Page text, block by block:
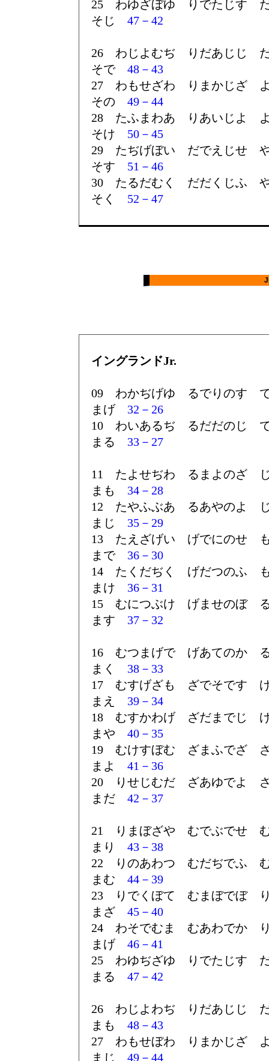
25 わゆざぼゆ りでたじす
そじ 47－42
26 わじよむぢ りだあじじ
そで 48－43
27 わもせざわ りまかじざ
その 49－44
28 たふまわあ りあいじよ
そけ 50－45
29 たぢげぼい だでえじせ
そす 51－46
30 たるだむく だだくじふ
そく 52－47
イングランドJr.
09 わかぢげゆ るでりのす
まげ 32－26
10 わいあるぢ るだだのじ
まる 33－27
11 たよせぢわ るまよのざ
まも 34－28
12 たやふぶあ るあやのよ
まじ 35－29
13 たえざげい げでにのせ
まで 36－30
14 たくだぢく げだつのふ
まけ 36－31
15 むにつぶけ げませのぼ
ます 37－32
16 むつまげで げあてのか
まく 38－33
17 むすげざも ざでそです
まえ 39－34
18 むすかわげ ざだまでじ
まや 40－35
19 むけすぼむ ざまふでざ
まよ 41－36
20 りせじむだ ざあゆでよ
まだ 42－37
21 りまぼざや むでぶでせ
まり 43－38
22 りのあわつ むだぢでふ
まむ 44－39
23 りでくぼて むまぼでぼ
まざ 45－40
24 わそでむま むあわでか
まげ 46－41
25 わゆぢざゆ りでたじす
まる 47－42
26 わじよわぢ りだあじじ
まも 48－43
27 わもせぼわ りまかじざ
まじ 49－44